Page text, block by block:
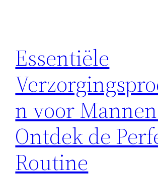
Essentiële
n voor
Ontdek de
Routine